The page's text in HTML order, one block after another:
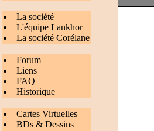
La société
L'équipe Lankhor
La société Corélane
Forum
Liens
FAQ
Historique
Cartes Virtuelles
BDs & Dessins